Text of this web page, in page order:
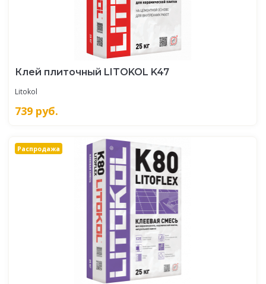
Клей плиточный LITOKOL K47
Litokol
739 руб.
Распродажа